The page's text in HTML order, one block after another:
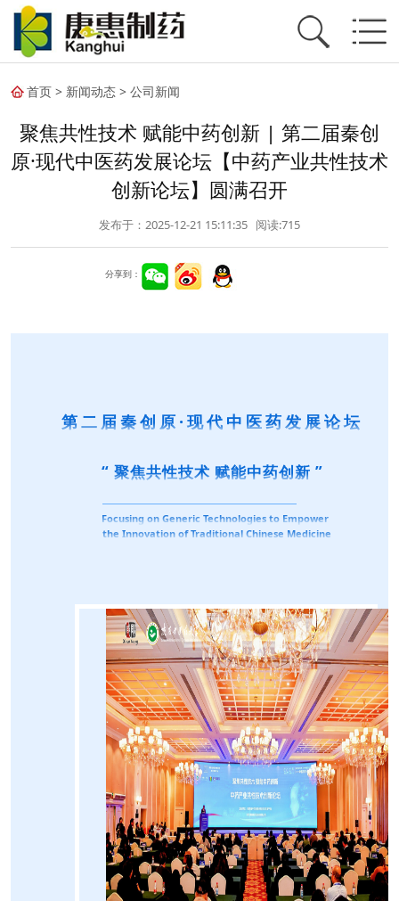
首页 > 新闻动态 > 公司新闻
聚焦共性技术 赋能中药创新 | 第二届秦创
原·现代中医药发展论坛【中药产业共性技术
创新论坛】圆满召开
发布于：2025-12-21 15:11:35 阅读:715
分享到：
“ 聚焦共性技术 赋能中药创新 ”
Focusing on Generic Technologies to Empower
the Innovation of Traditional Chinese Medicine
第二届秦创原·现代中医药发展论坛